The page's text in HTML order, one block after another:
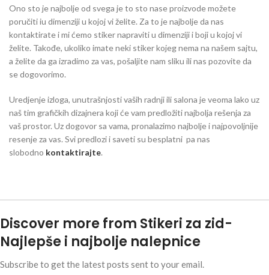
Ono sto je najbolje od svega je to sto nase proizvode možete
poručiti iu dimenziji u kojoj vi želite. Za to je najbolje da nas
kontaktirate i mi ćemo stiker napraviti u dimenziji i boji u kojoj vi
želite. Takođe, ukoliko imate neki stiker kojeg nema na našem sajtu,
a želite da ga izradimo za vas, pošaljite nam sliku ili nas pozovite da
se dogovorimo.
Uredjenje izloga, unutrašnjosti vaših radnji ili salona je veoma lako uz
naš tim grafičkih dizajnera koji će vam predložiti najbolja rešenja za
vaš prostor. Uz dogovor sa vama, pronalazimo najbolje i najpovoljnije
resenje za vas. Svi predlozi i saveti su besplatni pa nas
slobodno kontaktirajte.
Discover more from Stikeri za zid-
Najlepše i najbolje nalepnice
Subscribe to get the latest posts sent to your email.